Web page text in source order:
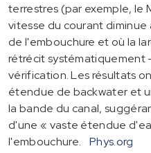
terrestres (par exemple, le
vitesse du courant diminue
de l'embouchure et où la
rétrécit systématiquement
vérification. Les résultats
étendue de backwater et
la bande du canal,
d'une « vaste étendue
l'embouchure.
Phys.org